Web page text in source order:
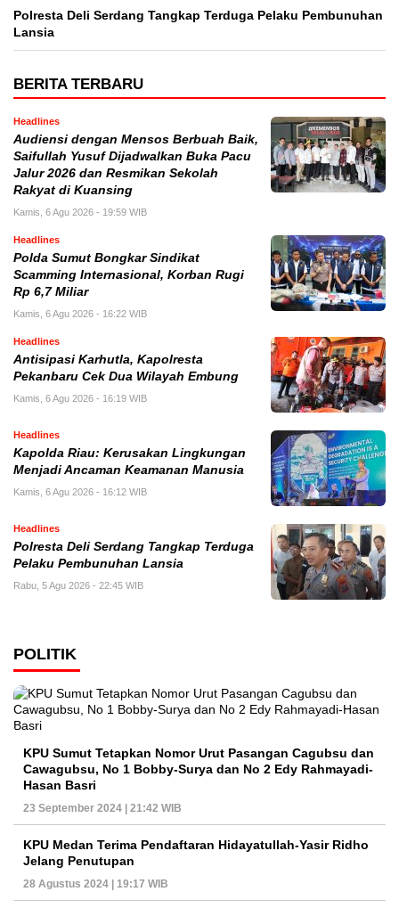
Polresta Deli Serdang Tangkap Terduga Pelaku Pembunuhan
Lansia
BERITA TERBARU
Headlines
Audiensi dengan Mensos Berbuah Baik,
Saifullah Yusuf Dijadwalkan Buka Pacu
Jalur 2026 dan Resmikan Sekolah
Rakyat di Kuansing
Kamis, 6 Agu 2026 - 19:59 WIB
Headlines
Polda Sumut Bongkar Sindikat
Scamming Internasional, Korban Rugi
Rp 6,7 Miliar
Kamis, 6 Agu 2026 - 16:22 WIB
Headlines
Antisipasi Karhutla, Kapolresta
Pekanbaru Cek Dua Wilayah Embung
Kamis, 6 Agu 2026 - 16:19 WIB
Headlines
Kapolda Riau: Kerusakan Lingkungan
Menjadi Ancaman Keamanan Manusia
Kamis, 6 Agu 2026 - 16:12 WIB
Headlines
Polresta Deli Serdang Tangkap Terduga
Pelaku Pembunuhan Lansia
Rabu, 5 Agu 2026 - 22:45 WIB
POLITIK
KPU Sumut Tetapkan Nomor Urut Pasangan Cagubsu dan
Cawagubsu, No 1 Bobby-Surya dan No 2 Edy Rahmayadi-
Hasan Basri
23 September 2024 | 21:42 WIB
KPU Medan Terima Pendaftaran Hidayatullah-Yasir Ridho
Jelang Penutupan
28 Agustus 2024 | 19:17 WIB